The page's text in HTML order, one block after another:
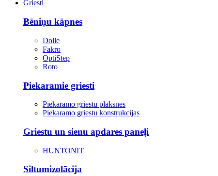
Griesti
Bēniņu kāpnes
Dolle
Fakro
OptiStep
Roto
Piekaramie griesti
Piekaramo griestu plāksnes
Piekaramo griestu konstrukcijas
Griestu un sienu apdares paneļi
HUNTONIT
Siltumizolācija